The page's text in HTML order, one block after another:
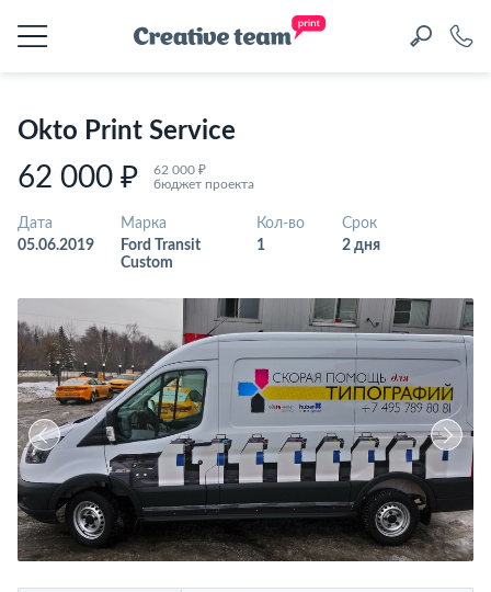
Okto Print Service
62 000 ₽
62 000 ₽
бюджет проекта
Дата
05.06.2019
Марка
Ford Transit
Custom
Кол-во
1
Срок
2 дня